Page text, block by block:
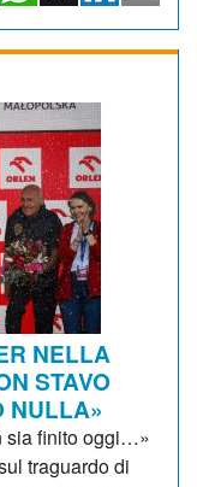
NELLA
STAVO
NULLA»
sia finito oggi…»
traguardo di